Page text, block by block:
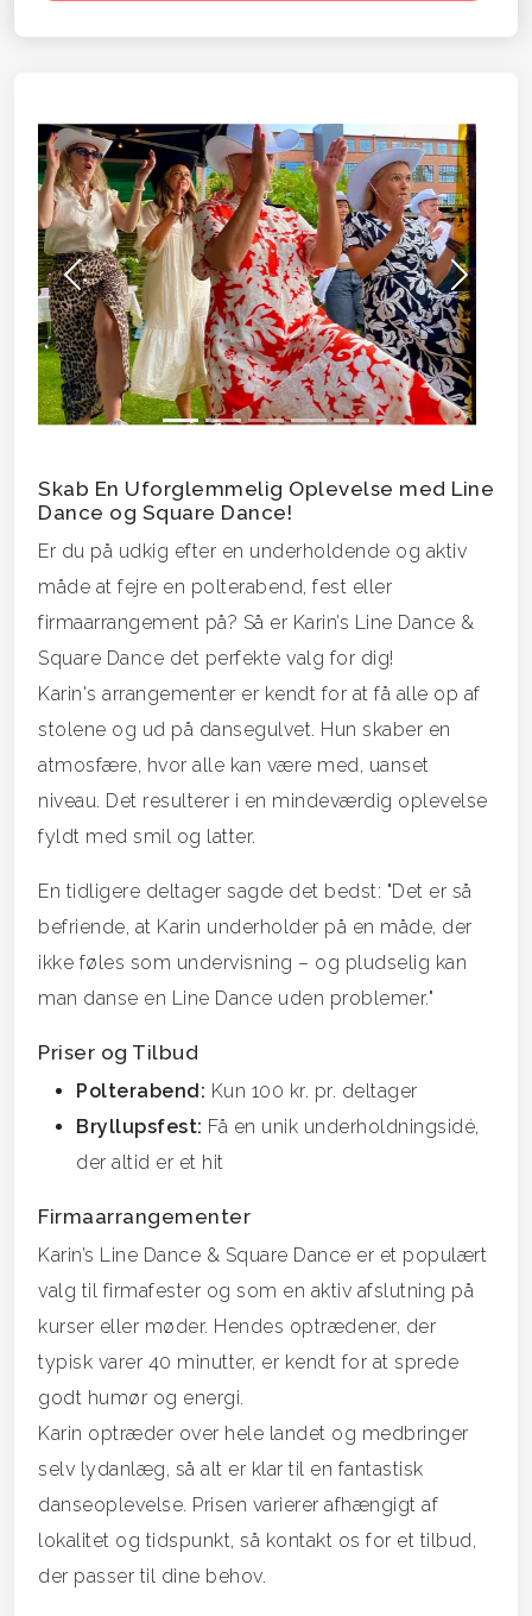
Forrige
Skab En Uforglemmelig Oplevelse med Line
Dance og Square Dance!
Er du på udkig efter en underholdende og aktiv
måde at fejre en polterabend, fest eller
firmaarrangement på? Så er Karin’s Line Dance &
Square Dance det perfekte valg for dig!
Karin's arrangementer er kendt for at få alle op af
stolene og ud på dansegulvet. Hun skaber en
atmosfære, hvor alle kan være med, uanset
niveau. Det resulterer i en mindeværdig oplevelse
fyldt med smil og latter.
En tidligere deltager sagde det bedst: "Det er så
befriende, at Karin underholder på en måde, der
ikke føles som undervisning – og pludselig kan
man danse en Line Dance uden problemer."
Priser og Tilbud
Polterabend: Kun 100 kr. pr. deltager
Bryllupsfest: Få en unik underholdningsidé,
der altid er et hit
Firmaarrangementer
Karin’s Line Dance & Square Dance er et populært
valg til firmafester og som en aktiv afslutning på
kurser eller møder. Hendes optrædener, der
typisk varer 40 minutter, er kendt for at sprede
godt humør og energi.
Karin optræder over hele landet og medbringer
selv lydanlæg, så alt er klar til en fantastisk
danseoplevelse. Prisen varierer afhængigt af
lokalitet og tidspunkt, så kontakt os for et tilbud,
der passer til dine behov.